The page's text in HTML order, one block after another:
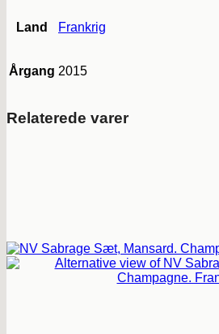
Land Frankrig
Årgang 2015
Relaterede varer